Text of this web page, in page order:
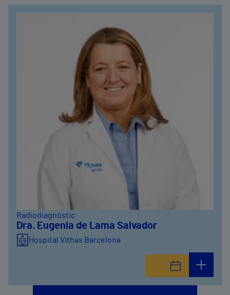
Radiodiagnòstic
Dra. Eugenia de Lama Salvador
Hospital Vithas Barcelona